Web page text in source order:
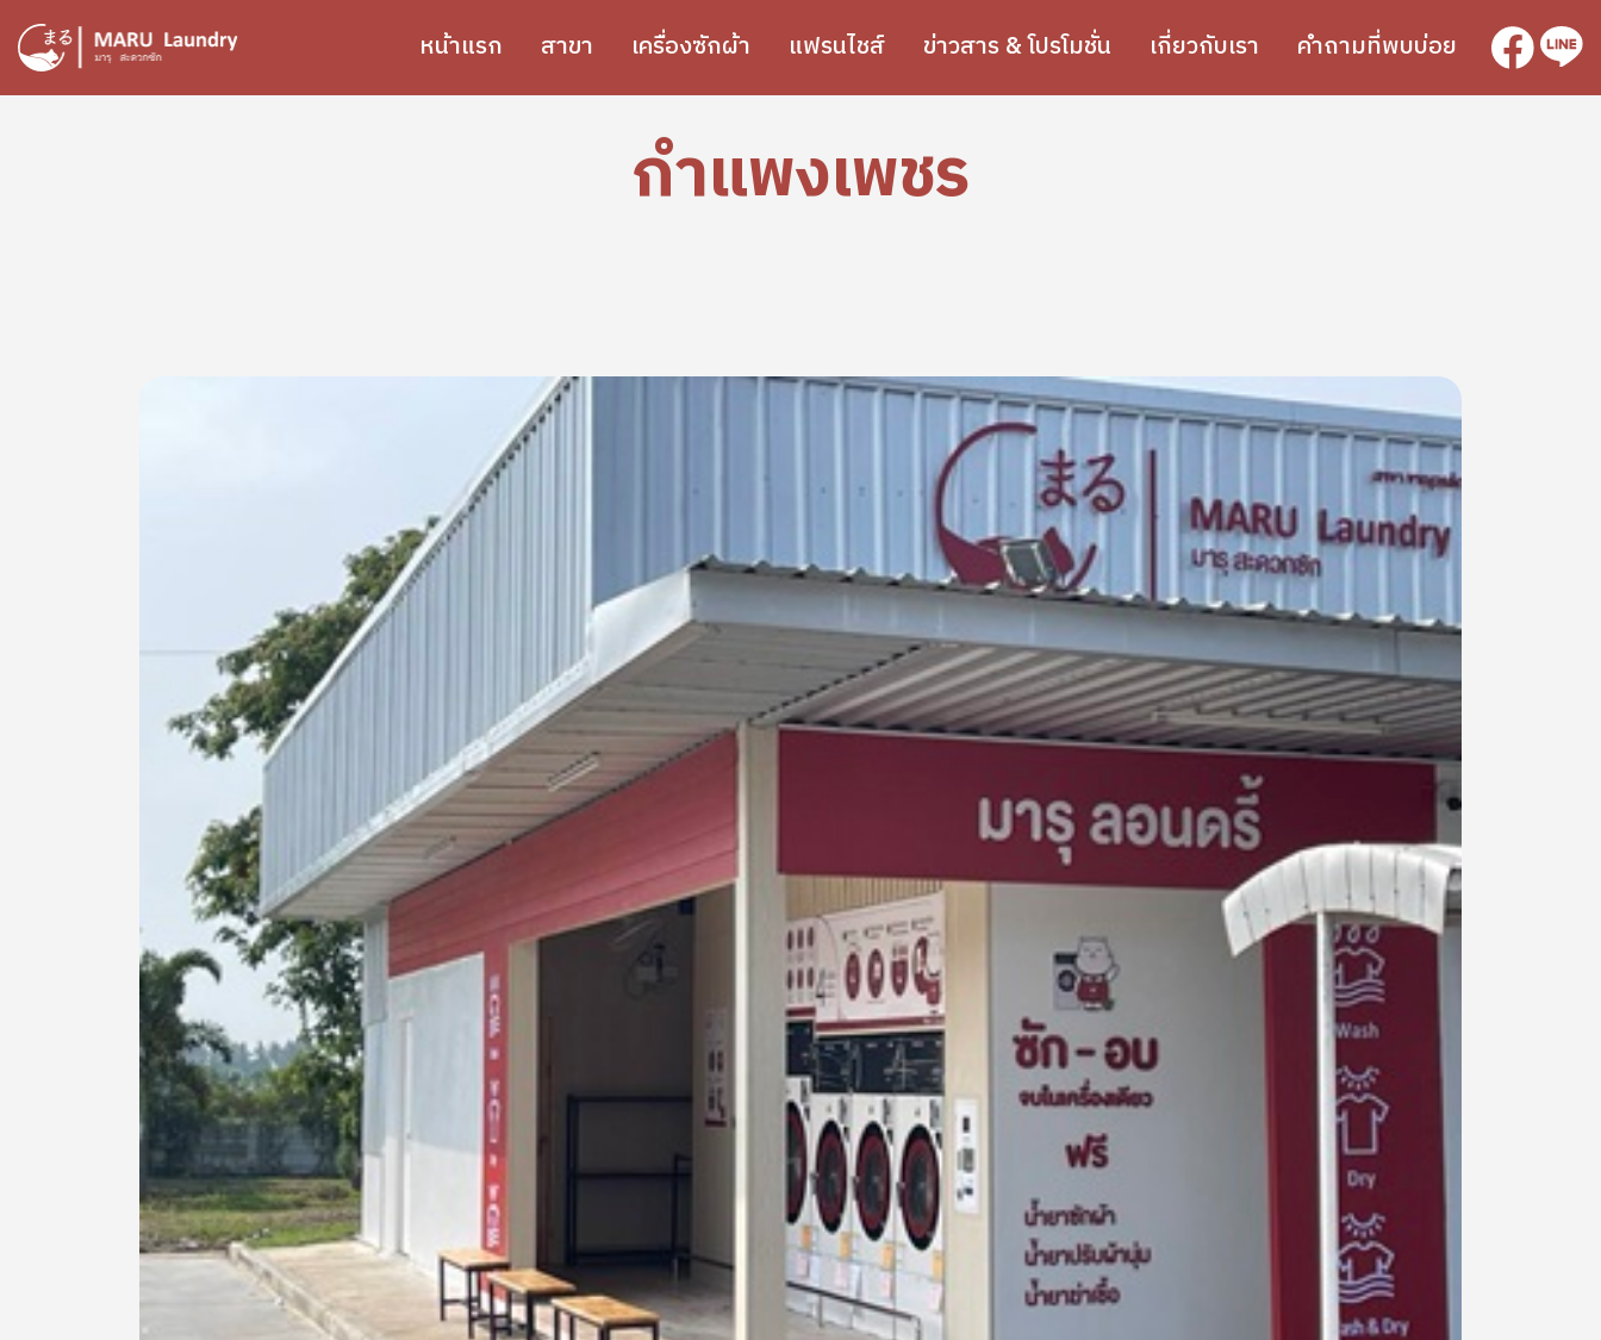
ข้ามไปยังเนื้อหาหลัก
หน้าแรก สาขา เครื่องซักผ้า แฟรนไชส์ ข่าวสาร & โปรโมชั่น เกี่ยวกับเรา คำถามที่พบบ่อย SVG SVG
กำแพงเพชร